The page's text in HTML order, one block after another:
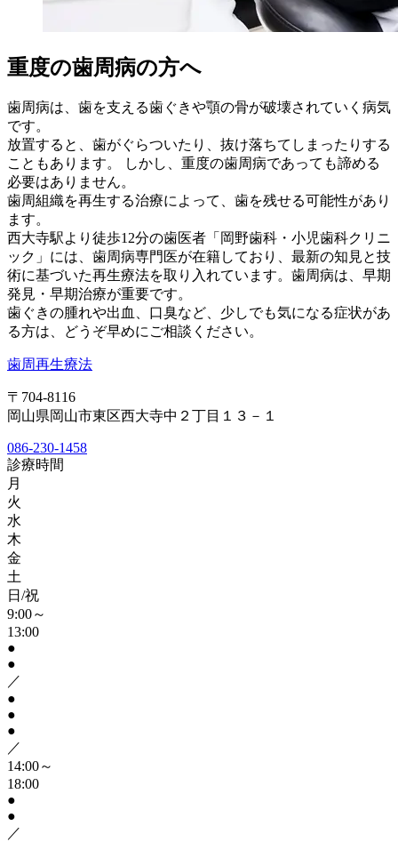
重度の歯周病の方へ
歯周病は、歯を支える歯ぐきや顎の骨が破壊されていく病気
です。
放置すると、歯がぐらついたり、抜け落ちてしまったりする
こともあります。 しかし、重度の歯周病であっても諦める
必要はありません。
歯周組織を再生する治療によって、歯を残せる可能性があり
ます。
西大寺駅より徒歩12分の歯医者「岡野歯科・小児歯科クリニ
ック」には、歯周病専門医が在籍しており、最新の知見と技
術に基づいた再生療法を取り入れています。歯周病は、早期
発見・早期治療が重要です。
歯ぐきの腫れや出血、口臭など、少しでも気になる症状があ
る方は、どうぞ早めにご相談ください。
歯周再生療法
〒704-8116
岡山県岡山市東区西大寺中２丁目１３－１
086-230-1458
診療時間
月
火
水
木
金
土
日/祝
9:00～
13:00
●
●
／
●
●
●
／
14:00～
18:00
●
●
／